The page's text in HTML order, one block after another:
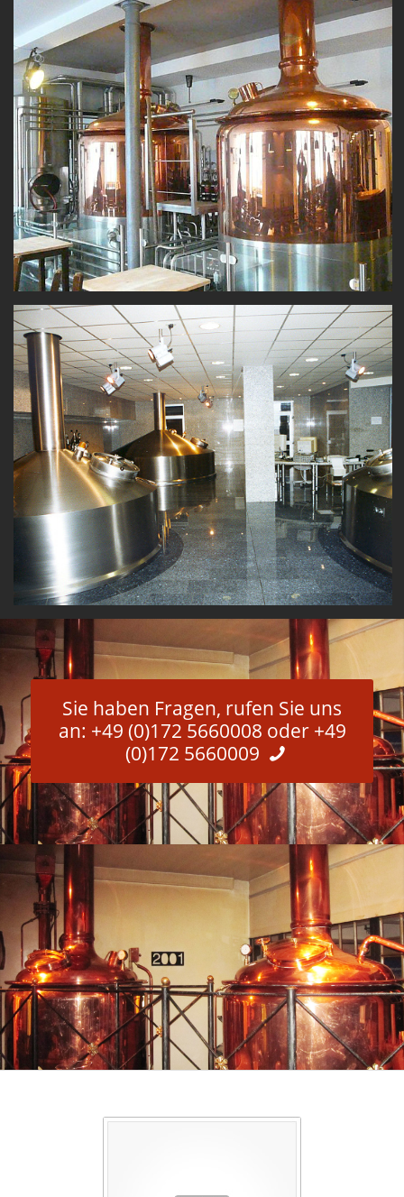
Sie haben Fragen, rufen Sie uns
an: +49 (0)172 5660008 oder +49
(0)172 5660009